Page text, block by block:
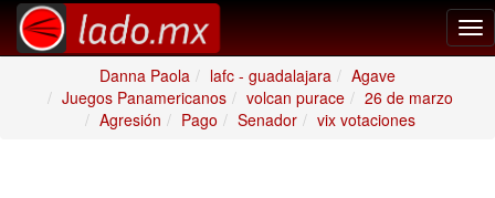
Danna Paola
lafc - guadalajara
Agave
Juegos Panamericanos
volcan purace
26 de marzo
Agresión
Pago Senador vix votaciones